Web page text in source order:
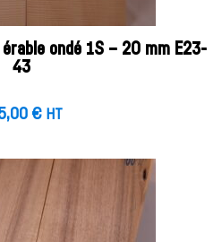
ondé 1S – 20 mm E23-
43
€ HT